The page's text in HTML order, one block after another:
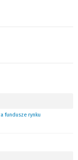
fundusze rynku